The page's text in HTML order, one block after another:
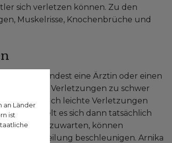
sich verletzen können. Zu den
Muskelrisse, Knochenbrüche und
als zumindest eine Ärztin oder einen
weil die Verletzungen zu schwer
Aber auch leichte Verletzungen
Handelt es sich dann tatsächlich
außer abzuwarten, können
und die Heilung beschleunigen. Arnika
an Länder
ist